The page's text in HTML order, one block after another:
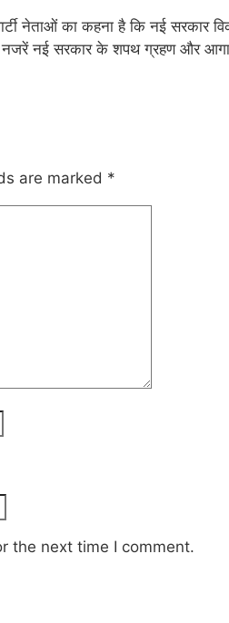
नेताओं का कहना है कि नई
नजरें नई सरकार के शपथ ग्रहण और
are marked *
the next time I comment.